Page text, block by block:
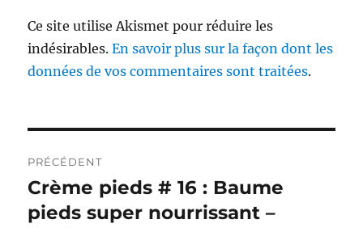
Ce site utilise Akismet pour réduire les
indésirables.En savoir plus sur la façon dont les
données de vos commentaires sont traitées.
de
l’article
PRÉCÉDENT
Publication
précédente :
Crème pieds # 16 : Baume
pieds super nourrissant –